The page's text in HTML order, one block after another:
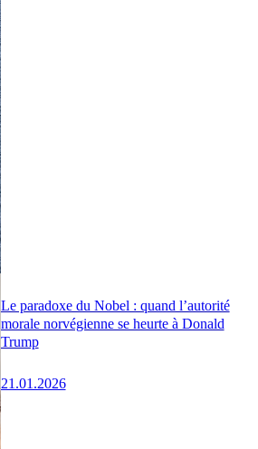
Le paradoxe du Nobel : quand l’autorité
morale norvégienne se heurte à Donald
Trump
21.01.2026